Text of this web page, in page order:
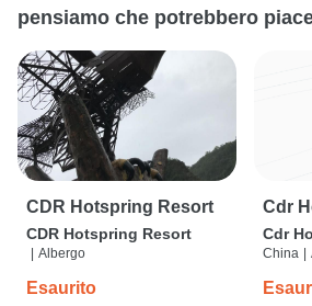
pensiamo che potrebbero
CDR Hotspring Resort
CDR Hotspring Resort
| Albergo
Esaurito
Cdr
Cdr
China |